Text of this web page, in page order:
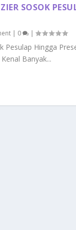
SOSOK
| 0 |
Pesulap Hingga
Banyak...